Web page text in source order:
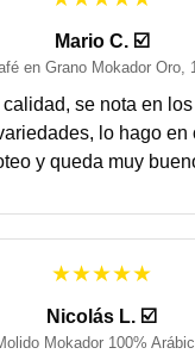
Mario C. ☑️
en Grano Mokador Oro,
se nota en
lo hago en
y queda muy
★★★★★
Nicolás L. ☑️
Mokador 100%